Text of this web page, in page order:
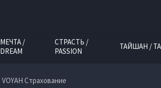
МЕЧТА /
DREAM
СТРАСТЬ /
PASSION
ТАЙШАН /
VOYAH Страхование